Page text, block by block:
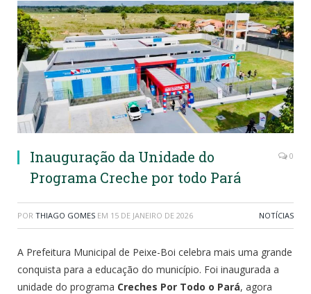
Inauguração da Unidade do
Programa Creche por todo Pará
0
POR THIAGO GOMES EM 15 DE JANEIRO DE 2026 NOTÍCIAS
A Prefeitura Municipal de Peixe-Boi celebra mais uma grande
conquista para a educação do município. Foi inaugurada a
unidade do programa Creches Por Todo o Pará, agora